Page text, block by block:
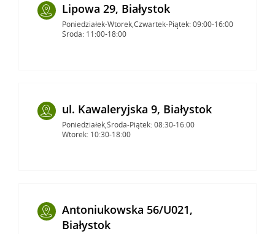
Lipowa 29, Białystok
Poniedziałek-Wtorek,Czwartek-Piątek: 09:00-16:00
Środa: 11:00-18:00
ul. Kawaleryjska 9, Białystok
Poniedziałek,Środa-Piątek: 08:30-16:00
Wtorek: 10:30-18:00
Antoniukowska 56/U021,
Białystok